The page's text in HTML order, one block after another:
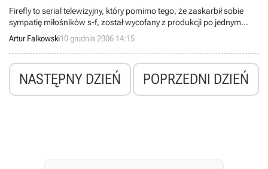
Firefly to serial telewizyjny, który pomimo tego, że zaskarbił sobie
sympatię miłośników s-f, został wycofany z produkcji po jednym
czternastoodcinkowym sezonie. Doczekał się również filmu
pełnometrażowego po tytułem Serenity. Obecnie rozpoczęły się
wstępne prace nad grą MMO osadzoną w znanym z serialu
uniwersum.
Artur Falkowski10 grudnia 2006 14:15
NASTĘPNY DZIEŃ POPRZEDNI DZIEŃ